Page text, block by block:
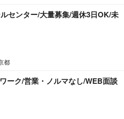
センター/大量募集/週休3日OK/未
都
ーク/営業・ノルマなし/WEB面談